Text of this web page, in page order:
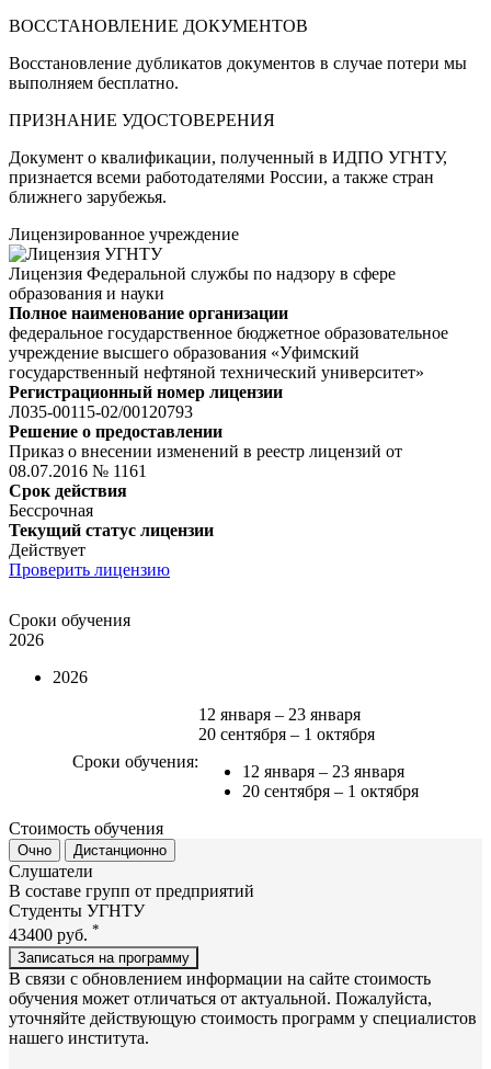
ВОССТАНОВЛЕНИЕ ДОКУМЕНТОВ
Восстановление дубликатов документов в случае потери мы
выполняем бесплатно.
ПРИЗНАНИЕ УДОСТОВЕРЕНИЯ
Документ о квалификации, полученный в ИДПО УГНТУ,
признается всеми работодателями России, а также стран
ближнего зарубежья.
Лицензированное учреждение
Лицензия Федеральной службы по надзору в сфере
образования и науки
Полное наименование организации
федеральное государственное бюджетное образовательное
учреждение высшего образования «Уфимский
государственный нефтяной технический университет»
Регистрационный номер лицензии
Л035-00115-02/00120793
Решение о предоставлении
Приказ о внесении изменений в реестр лицензий от
08.07.2016 № 1161
Срок действия
Бессрочная
Текущий статус лицензии
Действует
Проверить лицензию
Сроки обучения
2026
2026
Сроки обучения:
12 января – 23 января
20 сентября – 1 октября
12 января – 23 января
20 сентября – 1 октября
Стоимость обучения
Очно Дистанционно
Слушатели
В составе групп от предприятий
Студенты УГНТУ
43400 руб. *
Записаться на программу
В связи с обновлением информации на сайте стоимость
обучения может отличаться от актуальной. Пожалуйста,
уточняйте действующую стоимость программ у специалистов
нашего института.